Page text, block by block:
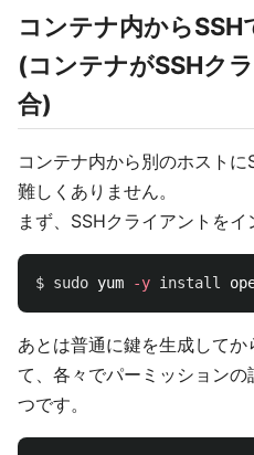
コンテナ内からSSH
(コンテナがSSHク
合)
コンテナ内から別のホスト
難しくありません。
まず、SSHクライアントをイ
$ sudo yum -y install
あとは普通に鍵を生成して
て、各々でパーミッション
つです。